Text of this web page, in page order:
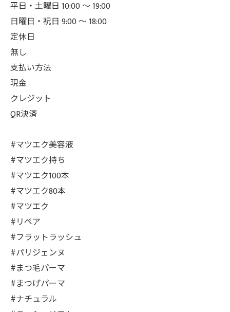
平日・土曜日 10:00 ～ 19:00
日曜日・祝日 9:00 ～ 18:00
定休日
無し
支払い方法
現金
クレジット
QR決済
#マツエク美容液
#マツエク持ち
#マツエク100本
#マツエク80本
#マツエク
#リペア
#フラットラッシュ
#パリジェンヌ
#まつ毛パーマ
#まつげパーマ
#ナチュラル